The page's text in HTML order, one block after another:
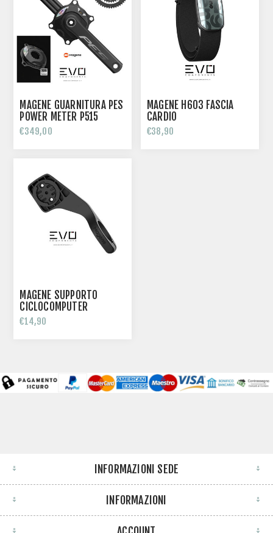
MAGENE GUARNITURA PES
POWER METER P515
COMPLETA
(PM+GUARNITURA+CORONE)
€349,00
MAGENE H603 FASCIA
CARDIO
€38,90
MAGENE SUPPORTO
CICLOCOMPUTER
€14,90
INFORMAZIONI SEDE
INFORMAZIONI